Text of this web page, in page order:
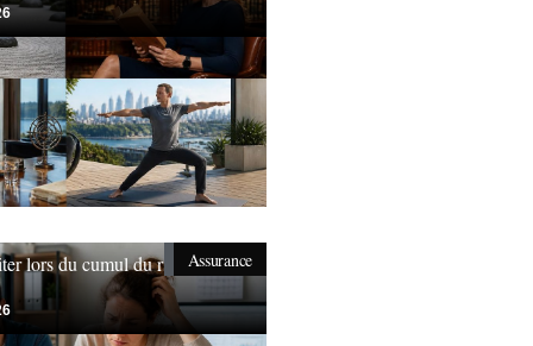
Assurance
lors du cumul du rsa et